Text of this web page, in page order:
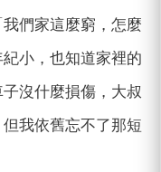
我們家這麼窮，怎麼
小，也知道家裡的
沒什麼損傷，大叔
我依舊忘不了那短